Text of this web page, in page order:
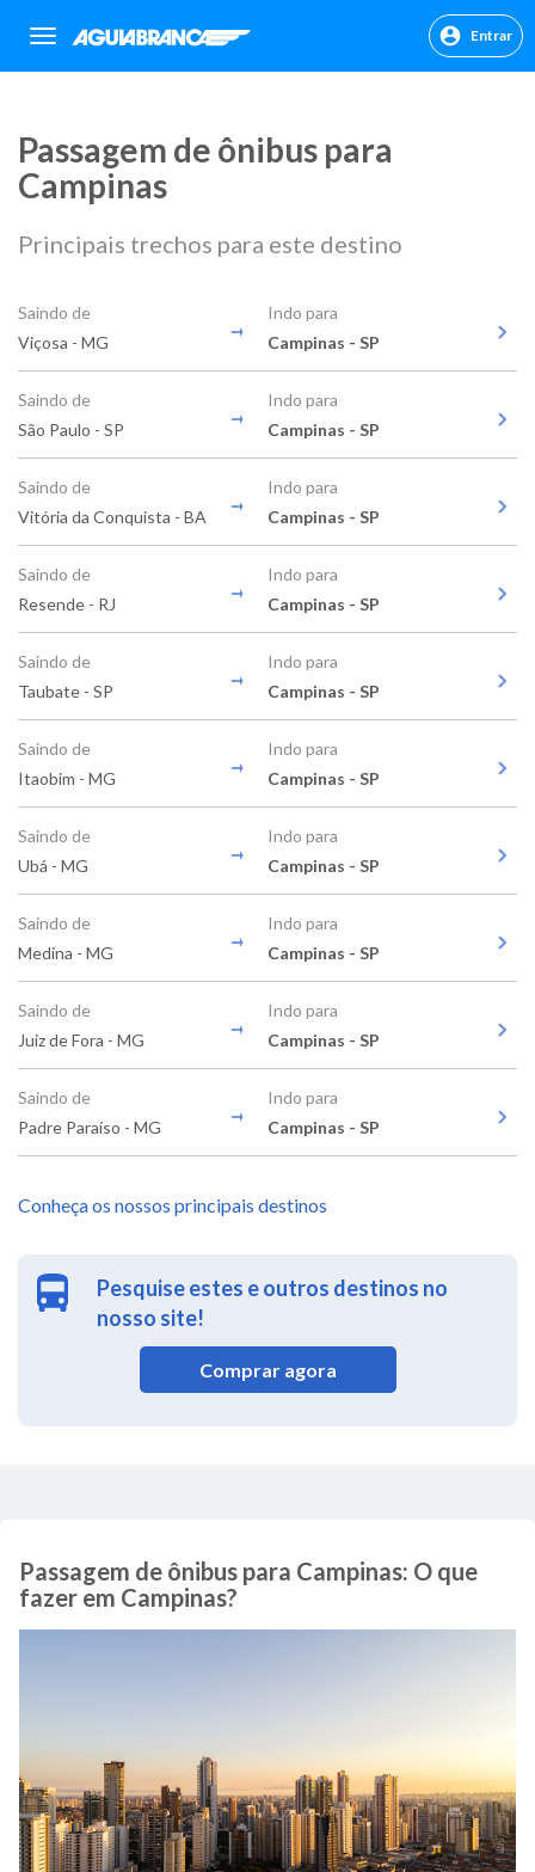
sr.header.toggle.navigation Entrar
Passagem de ônibus para
Campinas
Principais trechos para este destino
Saindo de
Viçosa - MG
Indo para
Campinas - SP
Saindo de
São Paulo - SP
Indo para
Campinas - SP
Saindo de
Vitória da Conquista - BA
Indo para
Campinas - SP
Saindo de
Resende - RJ
Indo para
Campinas - SP
Saindo de
Taubate - SP
Indo para
Campinas - SP
Saindo de
Itaobim - MG
Indo para
Campinas - SP
Saindo de
Ubá - MG
Indo para
Campinas - SP
Saindo de
Medina - MG
Indo para
Campinas - SP
Saindo de
Juiz de Fora - MG
Indo para
Campinas - SP
Saindo de
Padre Paraíso - MG
Indo para
Campinas - SP
Conheça os nossos principais destinos
Pesquise estes e outros destinos no
nosso site!
Comprar agora
Passagem de ônibus para Campinas: O que
fazer em Campinas?